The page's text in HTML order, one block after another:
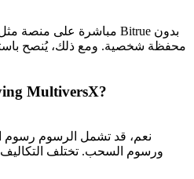
محفظة شخصية. ومع ذلك، يُنصح
MultiversX?
نعم، قد تشمل الرسوم رسوم
ورسوم السحب. تختلف